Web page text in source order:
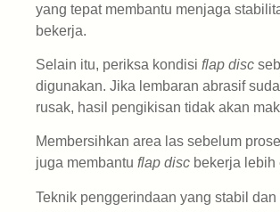
yang tepat membantu menjaga
bekerja.
Selain itu, periksa kondisi flap disc
digunakan. Jika lembaran abrasif
rusak, hasil pengikisan tidak akan
Membersihkan area las sebelum
juga membantu flap disc bekerja lebih
Teknik penggerindaan yang stabil dan